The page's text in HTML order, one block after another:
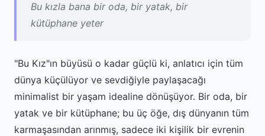
Bu kızla bana bir oda, bir yatak, bir
kütüphane yeter
"Bu Kız"ın büyüsü o kadar güçlü ki, anlatıcı için tüm
dünya küçülüyor ve sevdiğiyle paylaşacağı
minimalist bir yaşam idealine dönüşüyor. Bir oda, bir
yatak ve bir kütüphane; bu üç öğe, dış dünyanın tüm
karmaşasından arınmış, sadece iki kişilik bir evrenin